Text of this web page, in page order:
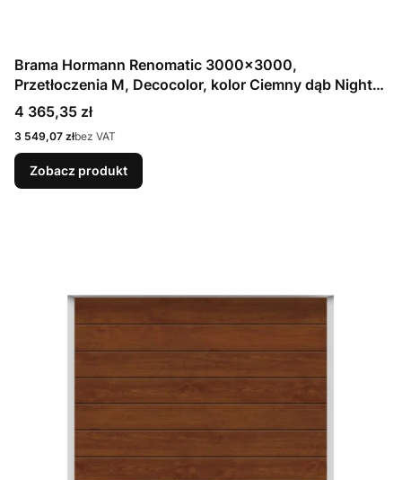
Brama Hormann Renomatic 3000x3000,
Przetłoczenia M, Decocolor, kolor Ciemny dąb Night
Oak + Prowadzenie N
Cena
4 365,35 zł
Cena
3 549,07 złbez VAT
Zobacz produkt